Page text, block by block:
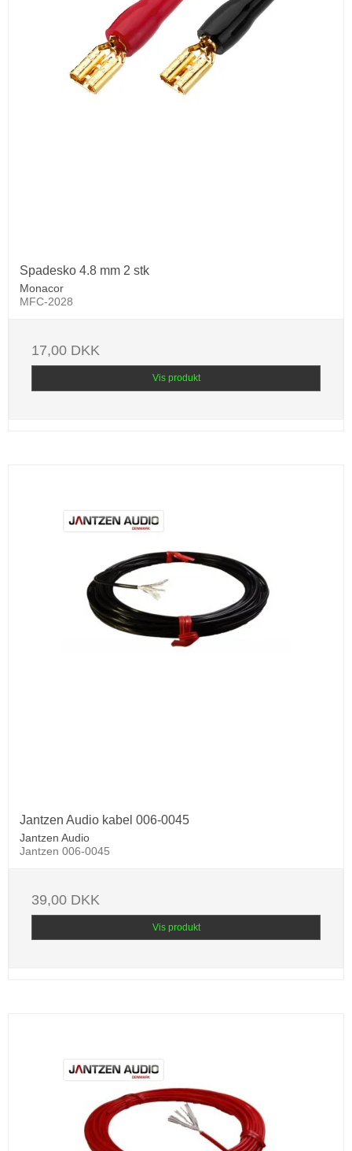
Spadesko 4.8 mm 2 stk
Monacor
MFC-2028
17,00 DKK
Vis produkt
Jantzen Audio kabel 006-0045
Jantzen Audio
Jantzen 006-0045
39,00 DKK
Vis produkt